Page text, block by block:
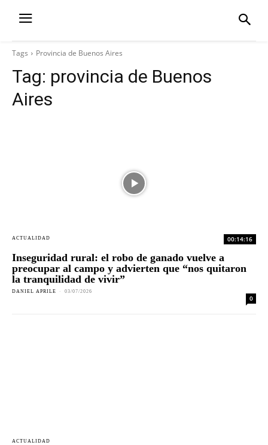
Tags Provincia de Buenos Aires
Tag: provincia de Buenos
Aires
ACTUALIDAD 00:14:16
Inseguridad rural: el robo de ganado vuelve a
preocupar al campo y advierten que “nos quitaron
la tranquilidad de vivir”
DANIEL APRILE - 03/07/2026
0
ACTUALIDAD